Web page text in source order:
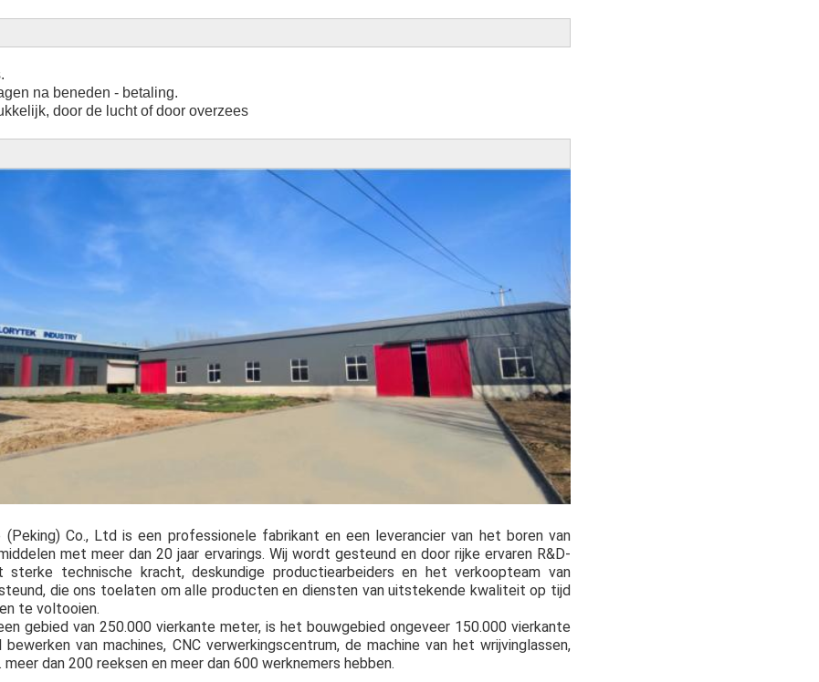
na beneden - betaling.
door de lucht of door overzees
(Peking) Co., Ltd is een professionele fabrikant en een leverancier van het boren van
met meer dan 20 jaar ervarings. Wij wordt gesteund en door rijke ervaren R&D-
sterke technische kracht, deskundige productiearbeiders en het verkoopteam van
die ons toelaten om alle producten en diensten van uitstekende kwaliteit op tijd
te voltooien.
gebied van 250.000 vierkante meter, is het bouwgebied ongeveer 150.000 vierkante
van machines, CNC verwerkingscentrum, de machine van het wrijvinglassen,
dan 200 reeksen en meer dan 600 werknemers hebben.